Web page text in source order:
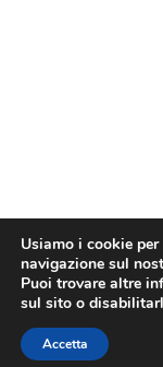
pas cher
replica rolex
pas cher
Réplica
Usiamo i cookie
navigazione sul
Puoi trovare altre
sul sito o
Accetta